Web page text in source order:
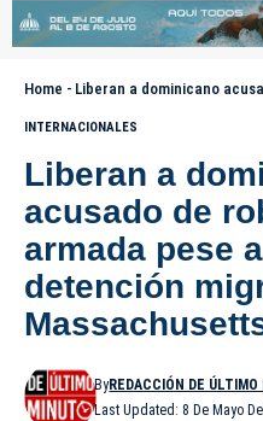
Home - Liberan a dominicano acusado de robo a
INTERNACIONALES
Liberan a
acusado de
armada pese
detención
Last Updated: 8 De Mayo
ByREDACCIÓN DE ÚLTIMO